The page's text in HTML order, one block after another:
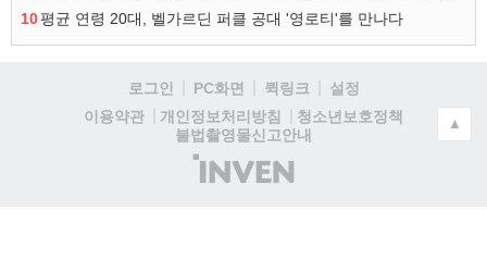
10평균 연령 20대, 벨가르딘 퍼클 공대 '영로티'를 만나다
로그인 PC화면 퀵링크
설정
이용약관
개인정보처리방침
청소년보호정책
불법촬영물신고안내
(주)
인
▲